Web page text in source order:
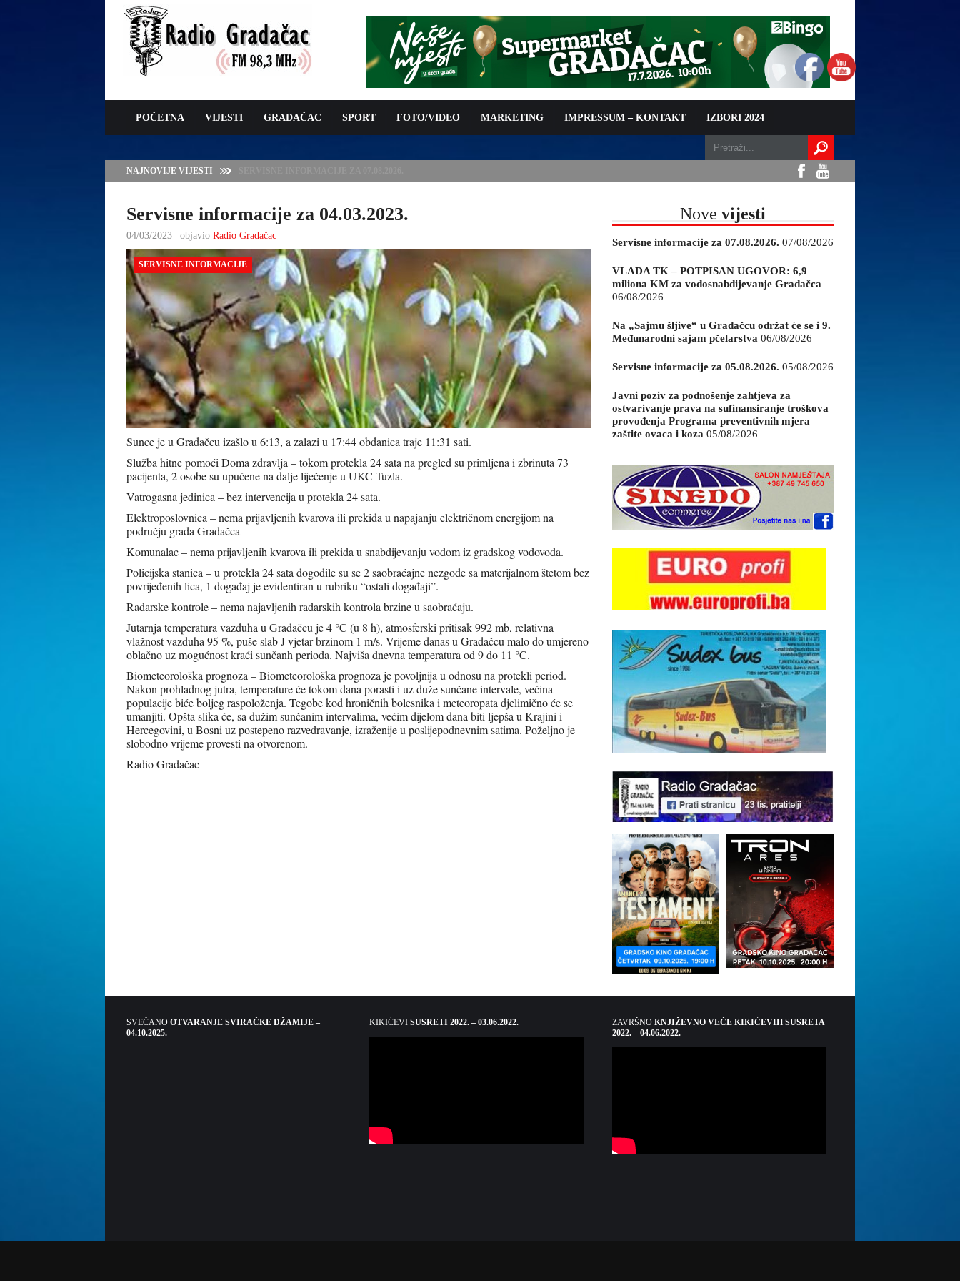
POČETNA VIJESTI GRADAČAC SPORT FOTO/VIDEO MARKETING IMPRESSUM – KONTAKT IZBORI 2024
NAJNOVIJE VIJESTI
GRADAČCA
Servisne informacije za 04.03.2023.
04/03/2023 | objavio Radio Gradačac
SERVISNE INFORMACIJE
Sunce je u Gradačcu izašlo u 6:13, a zalazi u 17:44 obdanica traje 11:31 sati.
Služba hitne pomoći Doma zdravlja – tokom protekla 24 sata na pregled su primljena i zbrinuta 73
pacijenta, 2 osobe su upućene na dalje liječenje u UKC Tuzla.
Vatrogasna jedinica – bez intervencija u protekla 24 sata.
Elektroposlovnica – nema prijavljenih kvarova ili prekida u napajanju električnom energijom na
području grada Gradačca
Komunalac – nema prijavljenih kvarova ili prekida u snabdijevanju vodom iz gradskog vodovoda.
Policijska stanica – u protekla 24 sata dogodile su se 2 saobraćajne nezgode sa materijalnom štetom bez
povrijeđenih lica, 1 događaj je evidentiran u rubriku “ostali događaji”.
Radarske kontrole – nema najavljenih radarskih kontrola brzine u saobraćaju.
Jutarnja temperatura vazduha u Gradačcu je 4 °C (u 8 h), atmosferski pritisak 992 mb, relativna
vlažnost vazduha 95 %, puše slab J vjetar brzinom 1 m/s. Vrijeme danas u Gradačcu malo do umjereno
oblačno uz mogućnost kraći sunčanh perioda. Najviša dnevna temperatura od 9 do 11 °C.
Biometeorološka prognoza – Biometeorološka prognoza je povoljnija u odnosu na protekli period.
Nakon prohladnog jutra, temperature će tokom dana porasti i uz duže sunčane intervale, većina
populacije biće boljeg raspoloženja. Tegobe kod hroničnih bolesnika i meteoropata djelimično će se
umanjiti. Opšta slika će, sa dužim sunčanim intervalima, većim dijelom dana biti ljepša u Krajini i
Hercegovini, u Bosni uz postepeno razvedravanje, izraženije u poslijepodnevnim satima. Poželjno je
slobodno vrijeme provesti na otvorenom.
Radio Gradačac
Nove vijesti
Servisne informacije za 07.08.2026. 07/08/2026
VLADA TK – POTPISAN UGOVOR: 6,9
miliona KM za vodosnabdijevanje Gradačca
06/08/2026
Na „Sajmu šljive“ u Gradačcu održat će se i 9.
Međunarodni sajam pčelarstva 06/08/2026
Servisne informacije za 05.08.2026. 05/08/2026
Javni poziv za podnošenje zahtjeva za
ostvarivanje prava na sufinansiranje troškova
provođenja Programa preventivnih mjera
zaštite ovaca i koza 05/08/2026
SVEČANO OTVARANJE SVIRAČKE DŽAMIJE –
04.10.2025.
KIKIĆEVI SUSRETI 2022. – 03.06.2022. ZAVRŠNO KNJIŽEVNO VEČE KIKIĆEVIH SUSRETA
2022. – 04.06.2022.